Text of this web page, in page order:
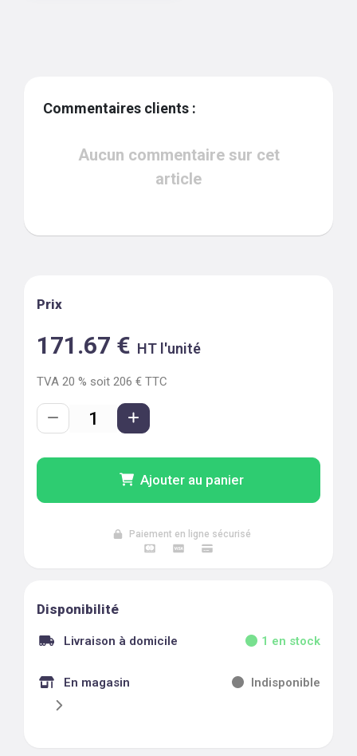
Commentaires clients :
Aucun commentaire sur cet
article
Prix
171.67 € HT l'unité
TVA 20 % soit 206 € TTC
Ajouter au panier
Paiement en ligne sécurisé
Disponibilité
Livraison à domicile 1 en stock
En magasin Indisponible